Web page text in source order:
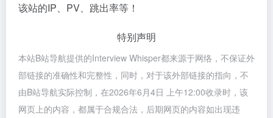
该站的IP、PV、跳出率等！
特别声明
本站B站导航提供的Interview Whisper都来源于网络，不保证外
部链接的准确性和完整性，同时，对于该外部链接的指向，不
由B站导航实际控制，在2026年6月4日 上午12:00收录时，该
网页上的内容，都属于合规合法，后期网页的内容如出现违